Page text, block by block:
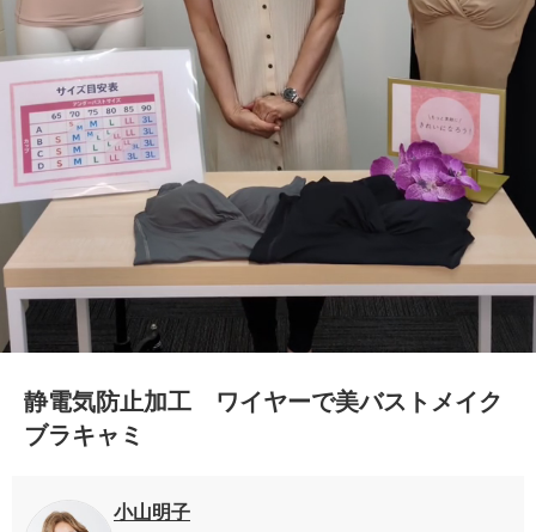
静電気防止加工 ワイヤーで美バストメイク
ブラキャミ
小山明子